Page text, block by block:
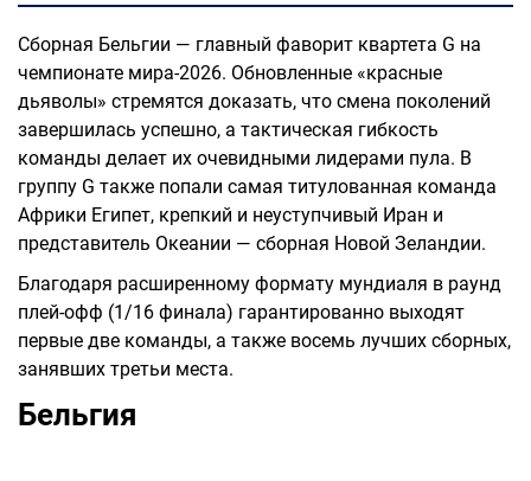
Сборная Бельгии — главный фаворит квартета G на
чемпионате мира-2026. Обновленные «красные
дьяволы» стремятся доказать, что смена поколений
завершилась успешно, а тактическая гибкость
команды делает их очевидными лидерами пула. В
группу G также попали самая титулованная команда
Африки Египет, крепкий и неуступчивый Иран и
представитель Океании — сборная Новой Зеландии.
Благодаря расширенному формату мундиаля в раунд
плей-офф (1/16 финала) гарантированно выходят
первые две команды, а также восемь лучших сборных,
занявших третьи места.
Бельгия